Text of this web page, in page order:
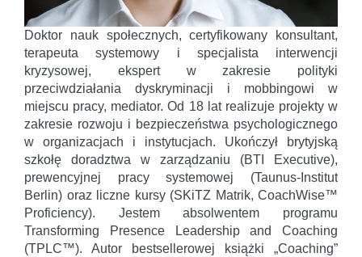
Doktor nauk społecznych, certyfikowany konsultant,
terapeuta systemowy i specjalista interwencji
kryzysowej, ekspert w zakresie polityki
przeciwdziałania dyskryminacji i mobbingowi w
miejscu pracy, mediator. Od 18 lat realizuje projekty w
zakresie rozwoju i bezpieczeństwa psychologicznego
w organizacjach i instytucjach. Ukończył brytyjską
szkołę doradztwa w zarządzaniu (BTI Executive),
prewencyjnej pracy systemowej (Taunus-Institut
Berlin) oraz liczne kursy (SKiTZ Matrik, CoachWise™
Proficiency). Jestem absolwentem programu
Transforming Presence Leadership and Coaching
(TPLC™). Autor bestsellerowej książki „Coaching”